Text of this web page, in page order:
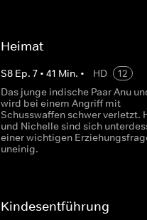
Heimat
S8 Ep. 7• 41 Min. • HD
12
Das junge indische Paar Anu
wird bei einem Angriff mit
Schusswaffen schwer verletzt.
und Nichelle sind sich
einer wichtigen
uneinig.
Kindesentführung